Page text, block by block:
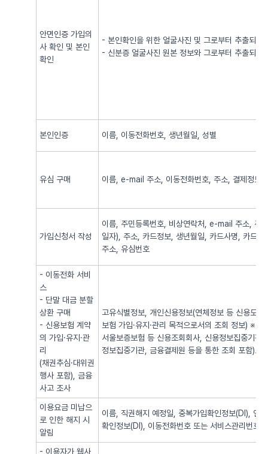
안면인증 가입의
사 확인 및 본인
확인
- 본인확인을 위한 얼굴사진 및 그로부터 추출되어
- 신분증 얼굴사진 원본 정보와 그로부터 추출되어
본인인증 이름, 이동전화번호, 생년월일, 성별
유심 구매 이름, e-mail 주소, 이동전화번호, 주소, 결제정보,
가입신청서 작성
이름, 주민등록번호, 비상연락처, e-mail 주소, 주
일자), 주소, 카드정보, 생년월일, 카드사명, 카드
주소, 유심번호
- 이동전화 서비
스
- 단말 대금 분할
상환 구매
- 신용보험 계약
의 가입·유지·관
리
(채권추심·대위권
행사 포함), 금융
사고 조사
고유식별정보, 개인신용정보(연체정보 등 신용도
보험 가입·유지·관리 목적으로서의 조회 정보) ※
서울보증보험 등 신용조회회사, 신용정보집중기관
정보집중기관, 금융결제원 등을 통한 조회 포함)로
이용요금 미납으
로 인한 해지 시
알림
이름, 직권해지 예정일, 중복가입확인정보(DI), 연
확인정보(DI), 이동전화번호 또는 서비스관리번호
- 이용자가 웹사